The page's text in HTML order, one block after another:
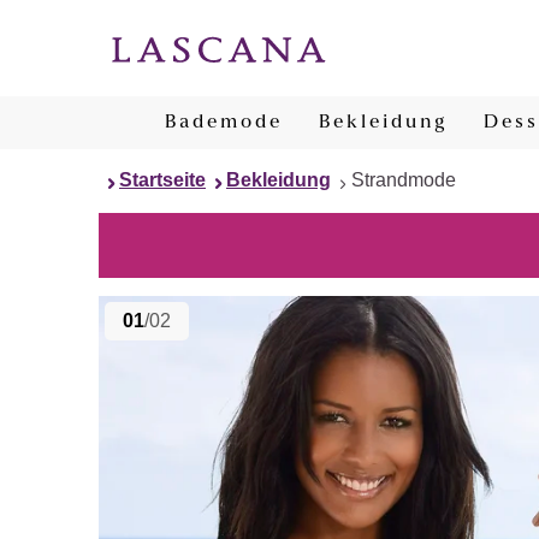
Bademode Bekleidung
Startseite Bekleidung Strandmode
01/02